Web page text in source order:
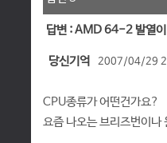
답변 : AMD 64-2 발열이
당신기억 2007/04/29
CPU종류가 어떤건가요?
요즘 나오는 브리즈번이나